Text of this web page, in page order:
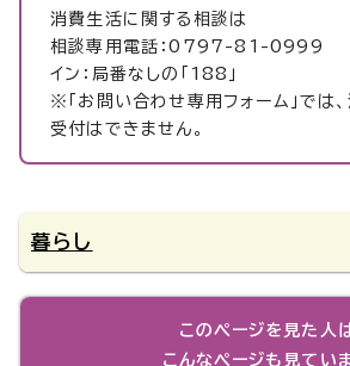
消費生活に関する相談は
相談専用電話：0797-81-0999
イン：局番なしの「188」
※「お問い合わせ専用フォーム」では
受付はできません。
暮らし
このページを見た人
こんなページも見てい